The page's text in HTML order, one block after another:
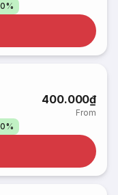
400.000₫
From